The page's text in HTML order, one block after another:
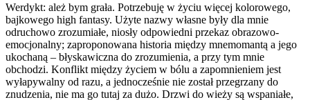
Werdykt: ależ bym grała. Potrzebuję w życiu więcej kolorowego,
bajkowego high fantasy. Użyte nazwy własne były dla mnie
odruchowo zrozumiałe, niosły odpowiedni przekaz obrazowo-
emocjonalny; zaproponowana historia między mnemomantą a jego
ukochaną – błyskawiczna do zrozumienia, a przy tym mnie
obchodzi. Konflikt między życiem w bólu a zapomnieniem jest
wyłapywalny od razu, a jednocześnie nie został przegrzany do
znudzenia, nie ma go tutaj za dużo. Drzwi do wieży są wspaniałe,